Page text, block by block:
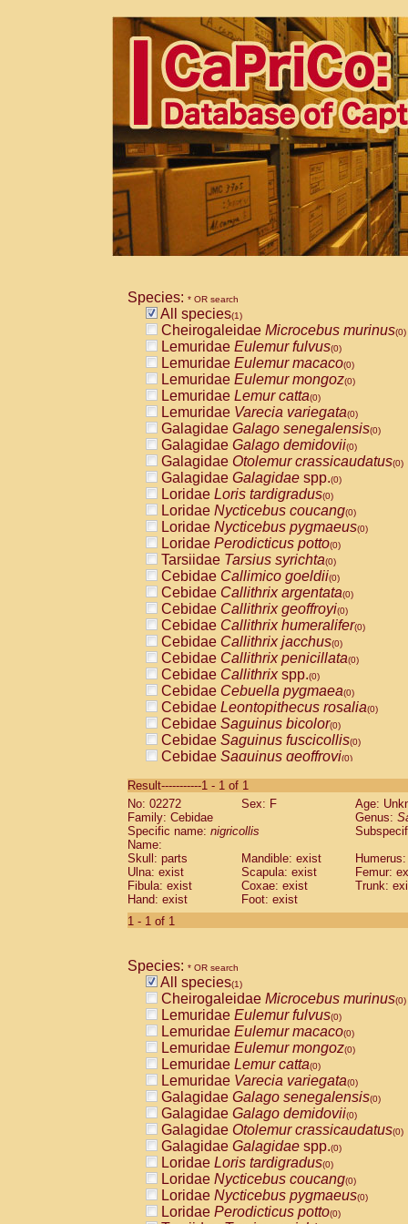
Species: * OR search
All species(1)
Cheirogaleidae Microcebus murinus(0)
Lemuridae Eulemur fulvus(0)
Lemuridae Eulemur macaco(0)
Lemuridae Eulemur mongoz(0)
Lemuridae Lemur catta(0)
Lemuridae Varecia variegata(0)
Galagidae Galago senegalensis(0)
Galagidae Galago demidovii(0)
Galagidae Otolemur crassicaudatus(0)
Galagidae Galagidae spp.(0)
Loridae Loris tardigradus(0)
Loridae Nycticebus coucang(0)
Loridae Nycticebus pygmaeus(0)
Loridae Perodicticus potto(0)
Tarsiidae Tarsius syrichta(0)
Cebidae Callimico goeldii(0)
Cebidae Callithrix argentata(0)
Cebidae Callithrix geoffroyi(0)
Cebidae Callithrix humeralifer(0)
Cebidae Callithrix jacchus(0)
Cebidae Callithrix penicillata(0)
Cebidae Callithrixspp.(0)
Cebidae Cebuella pygmaea(0)
Cebidae Leontopithecus rosalia(0)
Cebidae Saguinus bicolor(0)
Cebidae Saguinus fuscicollis(0)
Cebidae Saguinus geoffroyi(0)
CebidaeSaguinus labiatus(0)
Cebidae Saguinus leucopus (0)
Cebidae
CebidaeSaguinus mystax
Cebidae Saguinus nigricollis (1)
Cebidae Saguinus oedipus
Cebidae Saguinus weddelli
Cebidae Saguinusspp.
Cebidae
CebidaeCebus capucinus
CebidaeCebus nigrivittatus
CebidaeCebus spp.(0)
CebidaeSaimiri boliviensis(0)
CebidaeSaimiri sciureus(0)
AtelidaeAlouatta caraya(0)
AtelidaeAlouatta fusca(0)
AtelidaeAlouatta seniculus(0)
AtelidaeAlouattaspp.(0)
AtelidaeAteles belzebuth(0)
AtelidaeAteles geoffroyi(0)
AtelidaeAteles paniscus(0)
AtelidaeAtelesspp.(0)
AtelidaeLagothrix lagothricha(0)
AtelidaeLagothrix lagothricha cana
PitheciidaeCacajao calvus
Result-----------1 - 1 of 1
No: 02272
Sex: F
Age:
Family: Cebidae
Genus:
Specific name: nigricollis
Name:
Skull: parts
Mandible: exist
Ulna: exist
Scapula: exist
Femur:
Fibula: exist
Coxae: exist
Trunk:
Hand: exist
Foot: exist
1 - 1 of 1
Species: * OR search
All species(1)
Cheirogaleidae Microcebus murinus(0)
Lemuridae Eulemur fulvus(0)
Lemuridae Eulemur macaco(0)
Lemuridae Eulemur mongoz(0)
Lemuridae Lemur catta(0)
Lemuridae Varecia variegata(0)
Galagidae Galago senegalensis(0)
Galagidae Galago demidovii(0)
Galagidae Otolemur crassicaudatus(0)
Galagidae Galagidae spp.(0)
Loridae Loris tardigradus(0)
Loridae Nycticebus coucang(0)
Loridae Nycticebus pygmaeus(0)
Loridae Perodicticus potto(0)